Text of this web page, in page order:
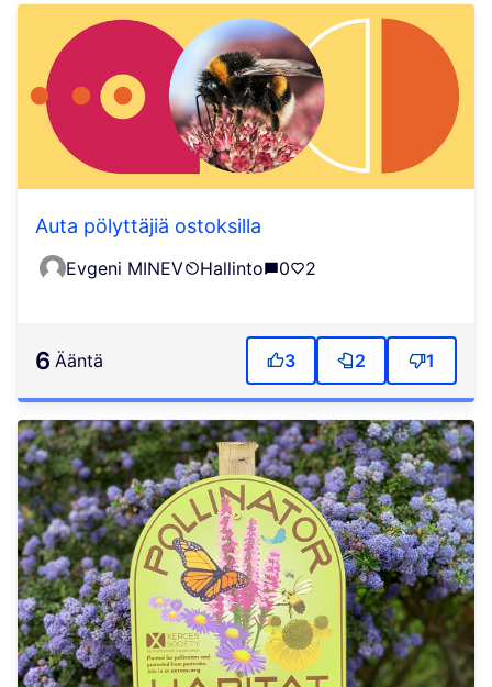
Auta pölyttäjiä ostoksilla
Evgeni MINEV Hallinto 0 2
6 ääntä 3 2 1